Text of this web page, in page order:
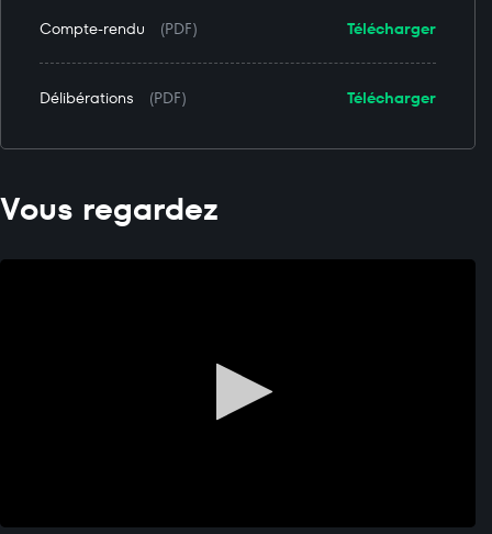
Télécharger
Compte-rendu (PDF)
Télécharger
Délibérations (PDF)
Vous regardez